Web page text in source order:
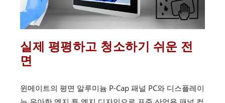
실제 평평하고 청소하기 쉬운 전
면
윈메이트의 평면 알루미늄 P-Cap 패널 PC와 디스플레이